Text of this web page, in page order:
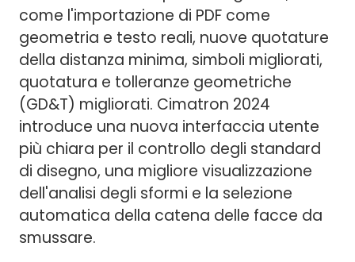
come l'importazione di PDF come
geometria e testo reali, nuove quotature
della distanza minima, simboli migliorati,
quotatura e tolleranze geometriche
(GD&T) migliorati. Cimatron 2024
introduce una nuova interfaccia utente
più chiara per il controllo degli standard
di disegno, una migliore visualizzazione
dell'analisi degli sformi e la selezione
automatica della catena delle facce da
smussare.